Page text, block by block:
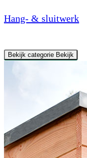
Hang- & sluitwerk
Bekijk categorie Bekijk